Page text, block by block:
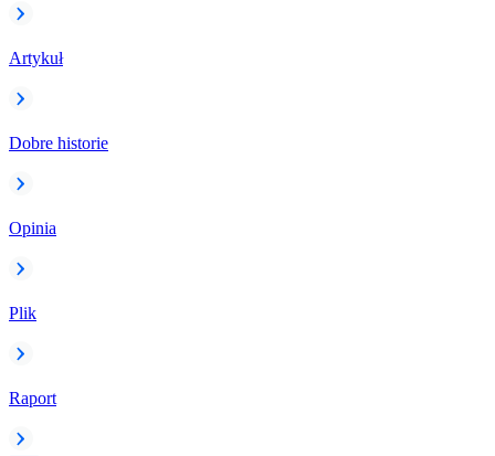
Artykuł
Dobre historie
Opinia
Plik
Raport